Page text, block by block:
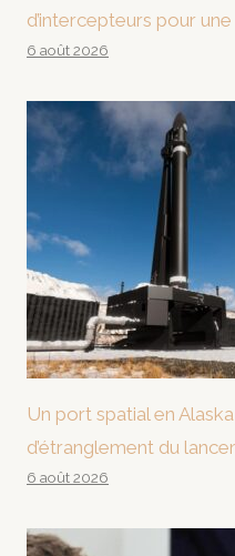
d’intercepteurs pour
6 août 2026
Un port spatial en
d’étranglement du
6 août 2026